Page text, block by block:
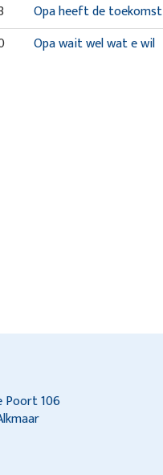
Opa heeft de toekomst
Opa wait wel wat e wil
Poort 106